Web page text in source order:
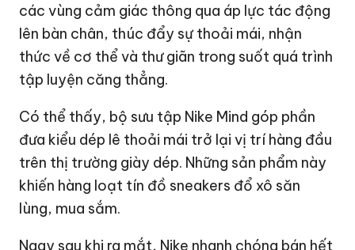
các vùng cảm giác thông qua áp lực tác động
lên bàn chân, thúc đẩy sự thoải mái, nhận
thức về cơ thể và thư giãn trong suốt quá trình
tập luyện căng thẳng.
Có thể thấy, bộ sưu tập Nike Mind góp phần
đưa kiểu dép lê thoải mái trở lại vị trí hàng đầu
trên thị trường giày dép. Những sản phẩm này
khiến hàng loạt tín đồ sneakers đổ xô săn
lùng, mua sắm.
Ngay sau khi ra mắt, Nike nhanh chóng bán hết